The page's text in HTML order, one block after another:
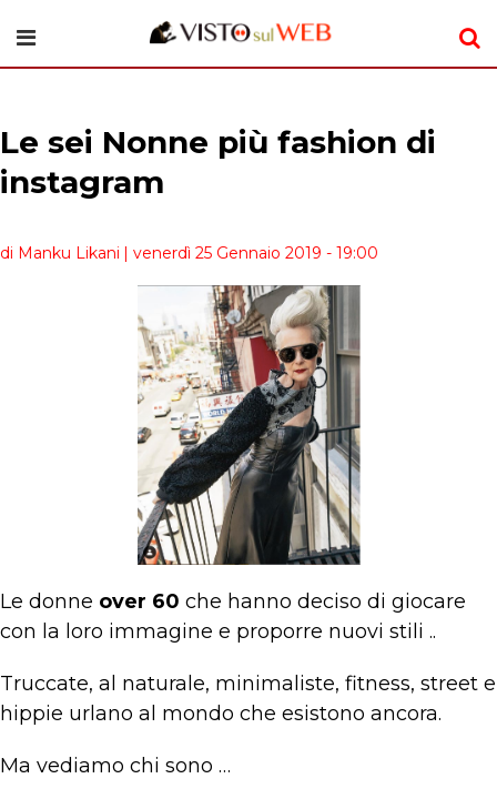
Le sei Nonne più fashion di
instagram
di Manku Likani | venerdì 25 Gennaio 2019 - 19:00
Le donne over 60 che hanno deciso di giocare
con la loro immagine e proporre nuovi stili ..
Truccate, al naturale, minimaliste, fitness, street e
hippie urlano al mondo che esistono ancora.
Ma vediamo chi sono …